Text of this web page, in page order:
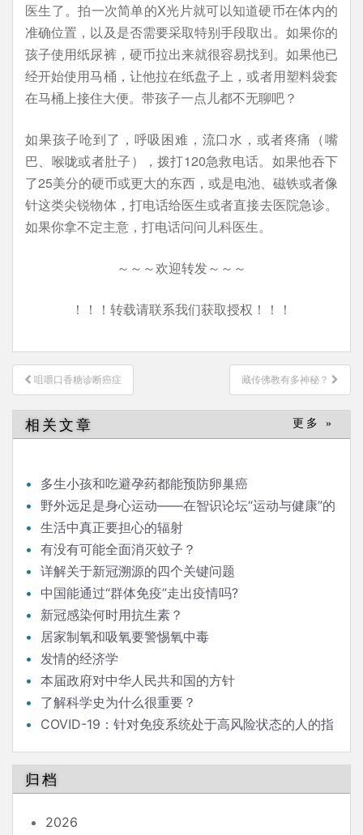
医生了。拍一次简单的X光片就可以知道硬币在体内的
准确位置，以及是否需要采取特别手段取出。如果你的
孩子使用纸尿裤，硬币拉出来就很容易找到。如果他已
经开始使用马桶，让他拉在纸盘子上，或者用塑料袋套
在马桶上接住大便。带孩子一点儿都不无聊吧？
如果孩子呛到了，呼吸困难，流口水，或者疼痛（嘴
巴、喉咙或者肚子），拨打120急救电话。如果他吞下
了25美分的硬币或更大的东西，或是电池、磁铁或者像
针这类尖锐物体，打电话给医生或者直接去医院急诊。
如果你拿不定主意，打电话问问儿科医生。
～～～欢迎转发～～～
！！！转载请联系我们获取授权！！！
文
章
导
航
咀嚼口香糖诊断癌症 藏传佛教有多神秘？
相关文章 更多 »
多生小孩和吃避孕药都能预防卵巢癌
野外远足是身心运动——在智识论坛“运动与健康”的
发言生活中真正要担心的辐射
有没有可能全面消灭蚊子？
详解关于新冠溯源的四个关键问题
中国能通过“群体免疫”走出疫情吗?
新冠感染何时用抗生素？
居家制氧和吸氧要警惕氧中毒
发情的经济学
本届政府对中华人民共和国的方针
了解科学史为什么很重要？
COVID-19：针对免疫系统处于高风险状态的人的指
归档
2026